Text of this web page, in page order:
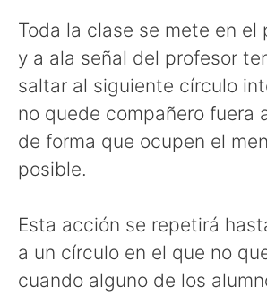
Toda la clase se mete en el
y a ala señal del profesor
saltar al siguiente círculo
no quede compañero fuera
de forma que ocupen el
posible.
Esta acción se repetirá
a un círculo en el que no
cuando alguno de los